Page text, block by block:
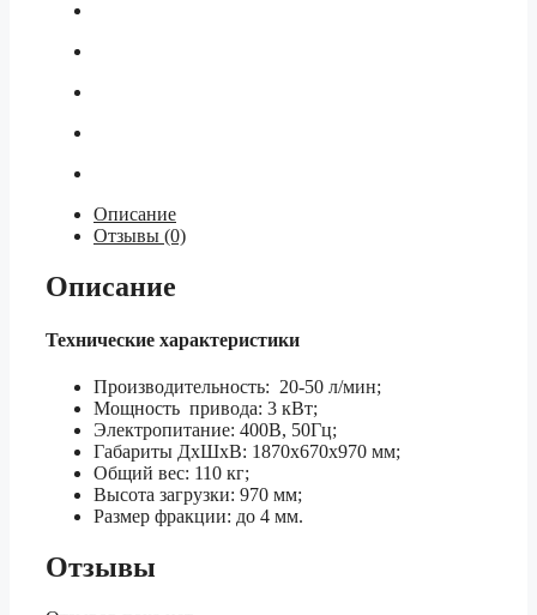
Описание
Отзывы (0)
Описание
Технические характеристики
Производительность: 20-50 л/мин;
Мощность привода: 3 кВт;
Электропитание: 400В, 50Гц;
Габариты ДхШхВ: 1870х670х970 мм;
Общий вес: 110 кг;
Высота загрузки: 970 мм;
Размер фракции: до 4 мм.
Отзывы